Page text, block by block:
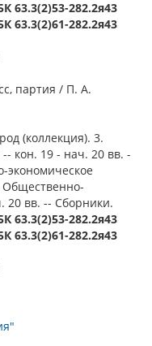
63.3(2)53-282.2я43
63.3(2)61-282.2я43
партия / П. А.
(коллекция). 3.
кон. 19 - нач. 20 вв. -
экономическое
Общественно-
20 вв. -- Сборники.
63.3(2)53-282.2я43
63.3(2)61-282.2я43